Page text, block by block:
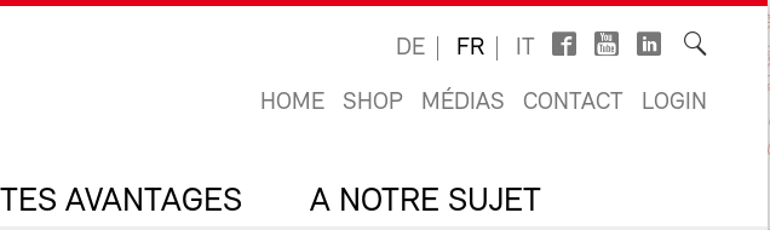
DE FR IT
HOME SHOP MÉDIAS CONTACT LOGIN
TES AVANTAGES A NOTRE SUJET